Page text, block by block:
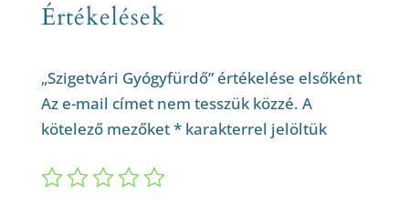
Értékelések
„Szigetvári Gyógyfürdő” értékelése elsőként
Az e-mail címet nem tesszük közzé. A
kötelező mezőket*karakterrel jelöltük